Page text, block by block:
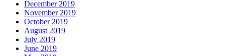
December 2019
November 2019
October 2019
August 2019
July 2019
June 2019